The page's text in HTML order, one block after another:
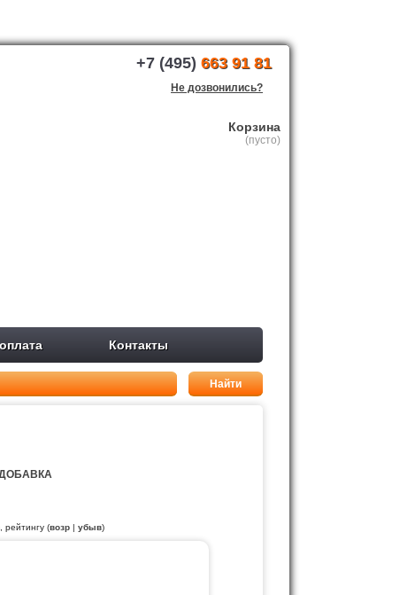
+7 (495) 663 91 81
Не дозвонились?
Корзина
(пусто)
Контакты
рейтингу (возр| убыв)